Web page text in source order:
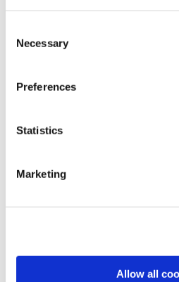
Selection
Necessary
Preferences
Statistics
Marketing
Allow all
お届け開始日： 2024/12/
PUMA X MONSTER HUNTER
オトモアイルーモチーフニット